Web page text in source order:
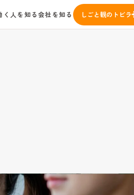
く人を知る会社を知る しごと観のトビラ